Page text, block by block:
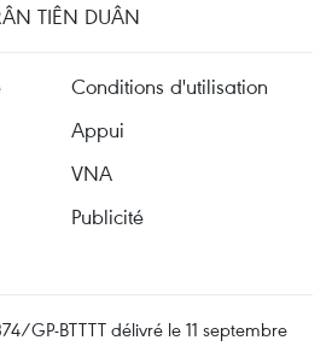
TIÊN DUÂN
Conditions d'utilisation
Appui
VNA
Publicité
GP-BTTTT délivré le 11 septembre